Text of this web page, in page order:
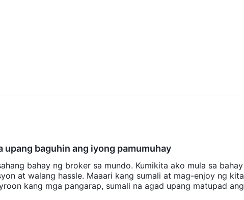
upang baguhin ang iyong pamumuhay
bahay ng broker sa mundo. Kumikita ako mula sa bahay
at walang hassle. Maaari kang sumali at mag-enjoy ng kita
kang mga pangarap, sumali na agad upang matupad ang